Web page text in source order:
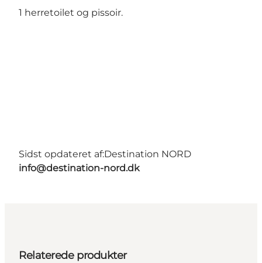
1 herretoilet og pissoir.
Sidst opdateret af:Destination NORD
info@destination-nord.dk
Relaterede produkter